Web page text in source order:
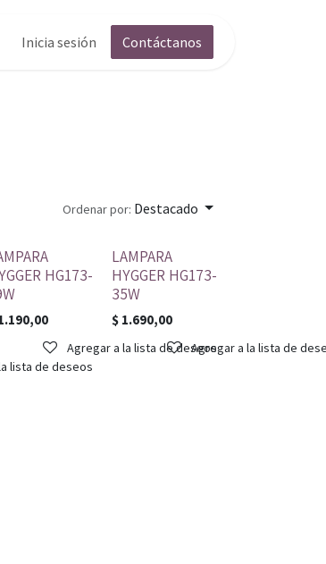
Inicia sesión Contáctanos
Ordenar por: Destacado
lista de deseos
HG173-
Agregar a la lista de deseos
LAMPARA
HYGGER HG173-
35W
$ 1.690,00
Agregar a la lista de